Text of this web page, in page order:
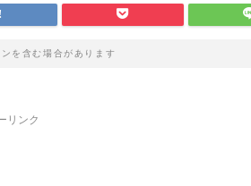
を含む場合があります
リンク